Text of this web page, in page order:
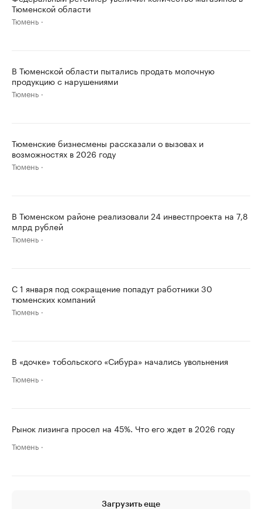
Тюменской области
Тюмень
В Тюменской области пытались продать молочную
продукцию с нарушениями
Тюмень
Тюменские бизнесмены рассказали о вызовах и
возможностях в 2026 году
Тюмень
В Тюменском районе реализовали 24 инвестпроекта на 7,8
млрд рублей
Тюмень
С 1 января под сокращение попадут работники 30
тюменских компаний
Тюмень
В «дочке» тобольского «Сибура» начались увольнения
Тюмень
Рынок лизинга просел на 45%. Что его ждет в 2026 году
Тюмень
Загрузить еще